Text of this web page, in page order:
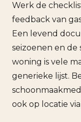
Werk de
feedback van
Een levend
seizoenen en
woning is vele
generieke lijst.
ook op locatie